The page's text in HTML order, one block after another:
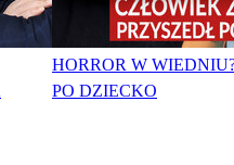
HORROR W
PO DZIECKO